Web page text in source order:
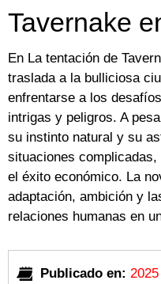
Tavernake
En La tentación de
traslada a la bulliciosa
enfrentarse a los
intrigas y peligros. A
su instinto natural y su
situaciones
el éxito económico. La
adaptación, ambición y
relaciones humanas en
Publicado en: 2025